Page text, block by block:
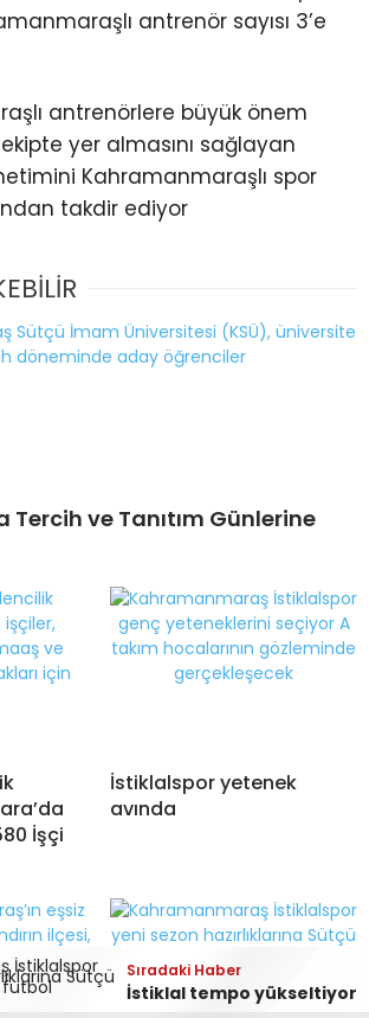
Sıradaki Haber
İstiklalspor yetenek avında
Sıradaki Haber
İstiklal Kahramanlarına Sahip Çıkıyor
antrenör sayısı 3’e
antrenörlere büyük önem
yer almasını sağlayan
Kahramanmaraşlı spor
takdir ediyor
Tercih ve Tanıtım Günlerine
İşçi
İstiklalspor yetenek
avında
Sıradaki Haber
İstiklal tempo yükseltiyor